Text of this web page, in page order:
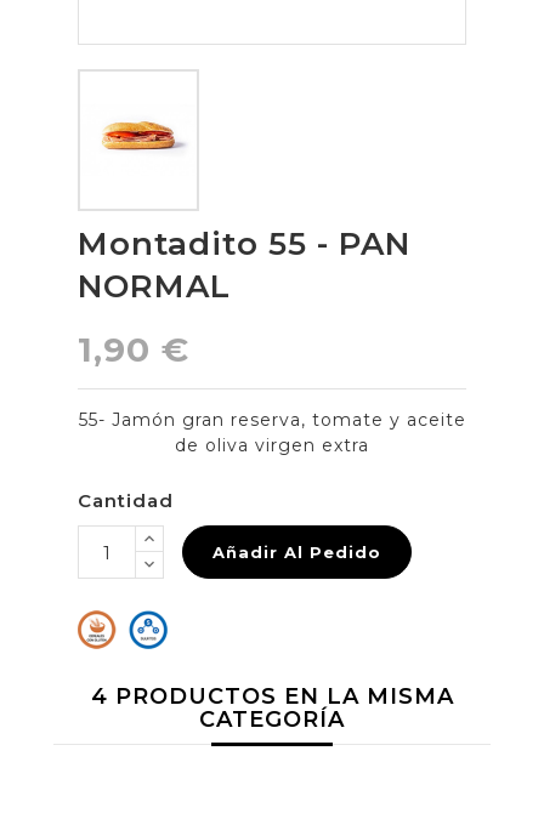
Montadito 55 - PAN
NORMAL
1,90 €
55- Jamón gran reserva, tomate y aceite
de oliva virgen extra
Cantidad
Añadir Al Pedido
4 PRODUCTOS EN LA MISMA
CATEGORÍA